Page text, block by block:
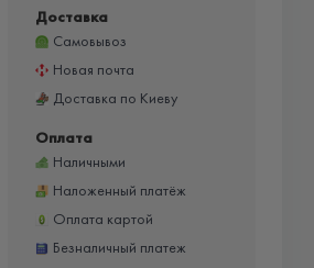
Доставка
Самовывоз
Новая почта
Доставка по Киеву
Оплата
Наличными
Наложенный платёж
Оплата картой
Безналичный платеж